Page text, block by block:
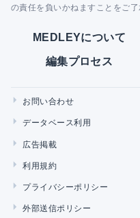
の責任を負いかねますことをご了
MEDLEYについて
編集プロセス
お問い合わせ
データベース利用
広告掲載
利用規約
プライバシーポリシー
外部送信ポリシー